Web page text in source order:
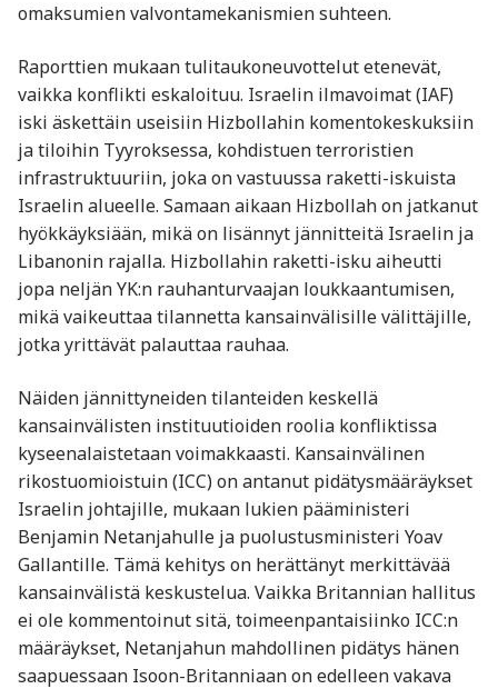
omaksumien valvontamekanismien suhteen.
Raporttien mukaan tulitaukoneuvottelut etenevät,
vaikka konflikti eskaloituu. Israelin ilmavoimat (IAF)
iski äskettäin useisiin Hizbollahin komentokeskuksiin
ja tiloihin Tyyroksessa, kohdistuen terroristien
infrastruktuuriin, joka on vastuussa raketti-iskuista
Israelin alueelle. Samaan aikaan Hizbollah on jatkanut
hyökkäyksiään, mikä on lisännyt jännitteitä Israelin ja
Libanonin rajalla. Hizbollahin raketti-isku aiheutti
jopa neljän YK:n rauhanturvaajan loukkaantumisen,
mikä vaikeuttaa tilannetta kansainvälisille välittäjille,
jotka yrittävät palauttaa rauhaa.
Näiden jännittyneiden tilanteiden keskellä
kansainvälisten instituutioiden roolia konfliktissa
kyseenalaistetaan voimakkaasti. Kansainvälinen
rikostuomioistuin (ICC) on antanut pidätysmääräykset
Israelin johtajille, mukaan lukien pääministeri
Benjamin Netanjahulle ja puolustusministeri Yoav
Gallantille. Tämä kehitys on herättänyt merkittävää
kansainvälistä keskustelua. Vaikka Britannian hallitus
ei ole kommentoinut sitä, toimeenpantaisiinko ICC:n
määräykset, Netanjahun mahdollinen pidätys hänen
saapuessaan Isoon-Britanniaan on edelleen vakava